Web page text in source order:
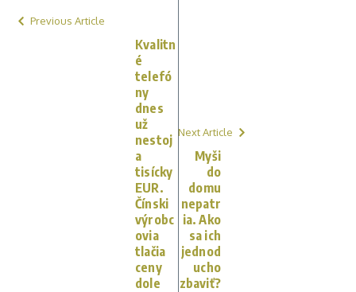
Previous Article
Kvalitn
é
telefó
ny
dnes
už
nestoj
a
tisícky
EUR.
Čínski
výrobc
ovia
tlačia
ceny
dole
Next Article
Myši
do
domu
nepatr
ia. Ako
sa ich
jednod
ucho
zbaviť?